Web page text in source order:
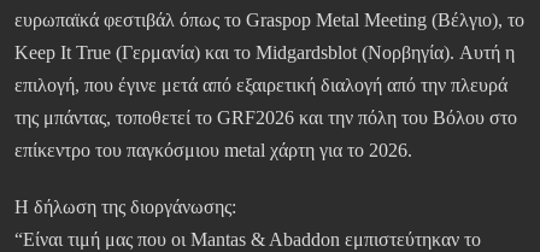
ευρωπαϊκά φεστιβάλ όπως το Graspop Metal Meeting (Βέλγιο), το
Keep It True (Γερμανία) και το Midgardsblot (Νορβηγία). Αυτή η
επιλογή, που έγινε μετά από εξαιρετική διαλογή από την πλευρά
της μπάντας, τοποθετεί το GRF2026 και την πόλη του Βόλου στο
επίκεντρο του παγκόσμιου metal χάρτη για το 2026.
Η δήλωση της διοργάνωσης:
“Είναι τιμή μας που οι Mantas & Abaddon εμπιστεύτηκαν το